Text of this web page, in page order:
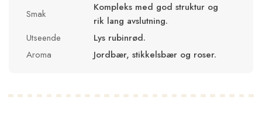
Smak
Kompleks med god struktur og
rik lang avslutning.
Utseende
Lys rubinrød.
Aroma
Jordbær, stikkelsbær og roser.